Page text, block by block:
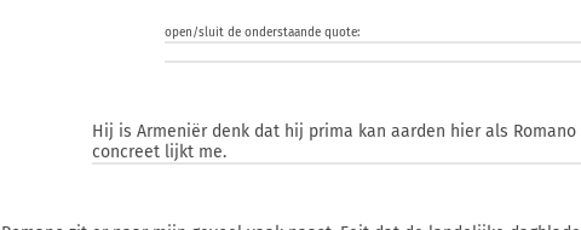
open/sluit de onderstaande quote:
Hij is Armeniër denk dat hij prima kan aarden hier als
concreet lijkt me.